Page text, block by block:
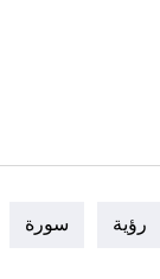
رؤية سورة